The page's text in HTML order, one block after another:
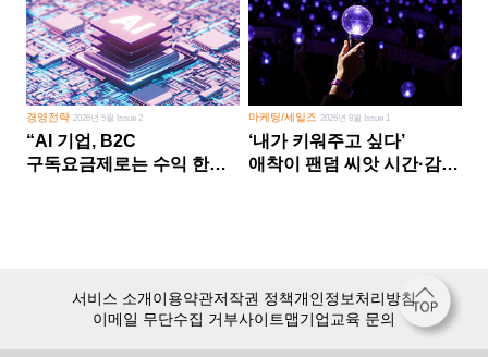
경영전략 2026년 5월 Issue 2
“AI 기업, B2C
구독요금제로는 수익 한계
마케팅/세일즈 2026년 8월 Issue 1
‘내가 키워주고 싶다’
애착이 팬덤 씨앗 시간·감정
서비스 소개이용약관저작권 정책개인정보처리방침
이메일 무단수집 거부사이트맵기업교육 문의